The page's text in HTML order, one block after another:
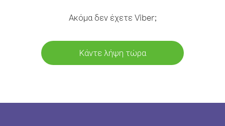
Ακόμα δεν έχετε Viber;
Κάντε λήψη τώρα